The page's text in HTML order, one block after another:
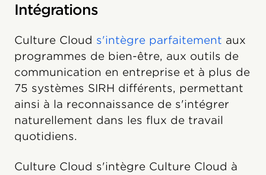
Intégrations
Culture Cloud s'intègre parfaitement aux
programmes de bien-être, aux outils de
communication en entreprise et à plus de
75 systèmes SIRH différents, permettant
ainsi à la reconnaissance de s'intégrer
naturellement dans les flux de travail
quotidiens.
Culture Cloud s'intègre Culture Cloud à